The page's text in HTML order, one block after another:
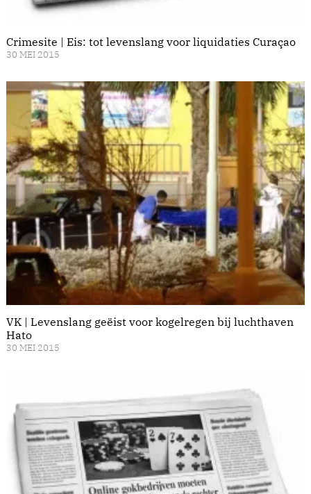
Crimesite | Eis: tot levenslang voor liquidaties Curaçao
30 MEI 2015
VK | Levenslang geëist voor kogelregen bij luchthaven
Hato
30 MEI 2015